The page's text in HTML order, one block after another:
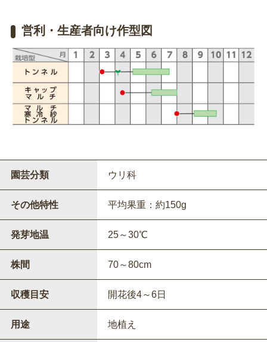
営利・生産者向け作型図
園芸分類 ウリ科
その他特性 平均果重：約150g
発芽地温 25～30℃
株間 70～80cm
収穫目安 開花後4～6日
用途 地植え